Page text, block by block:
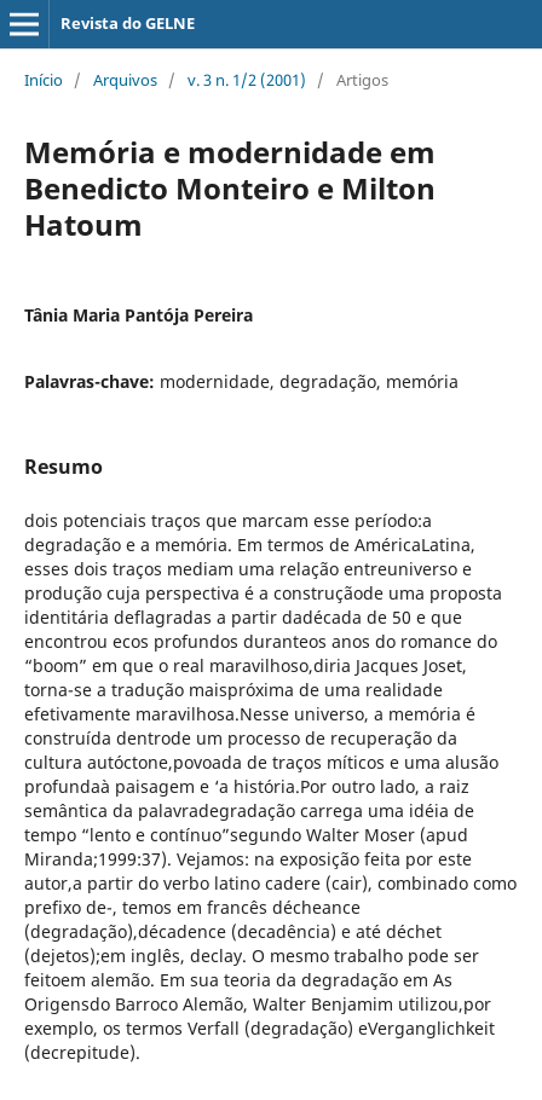
Revista do GELNE
Início / Arquivos / v. 3 n. 1/2 (2001) / Artigos
Memória e modernidade em
Benedicto Monteiro e Milton
Hatoum
Tânia Maria Pantója Pereira
Palavras-chave: modernidade, degradação, memória
Resumo
dois potenciais traços que marcam esse período:a
degradação e a memória. Em termos de AméricaLatina,
esses dois traços mediam uma relação entreuniverso e
produção cuja perspectiva é a construçãode uma proposta
identitária deflagradas a partir dadécada de 50 e que
encontrou ecos profundos duranteos anos do romance do
“boom” em que o real maravilhoso,diria Jacques Joset,
torna-se a tradução maispróxima de uma realidade
efetivamente maravilhosa.Nesse universo, a memória é
construída dentrode um processo de recuperação da
cultura autóctone,povoada de traços míticos e uma alusão
profundaà paisagem e ‘a história.Por outro lado, a raiz
semântica da palavradegradação carrega uma idéia de
tempo “lento e contínuo”segundo Walter Moser (apud
Miranda;1999:37). Vejamos: na exposição feita por este
autor,a partir do verbo latino cadere (cair), combinado como
prefixo de-, temos em francês décheance
(degradação),décadence (decadência) e até déchet
(dejetos);em inglês, declay. O mesmo trabalho pode ser
feitoem alemão. Em sua teoria da degradação em As
Origensdo Barroco Alemão, Walter Benjamim utilizou,por
exemplo, os termos Verfall (degradação) eVerganglichkeit
(decrepitude).